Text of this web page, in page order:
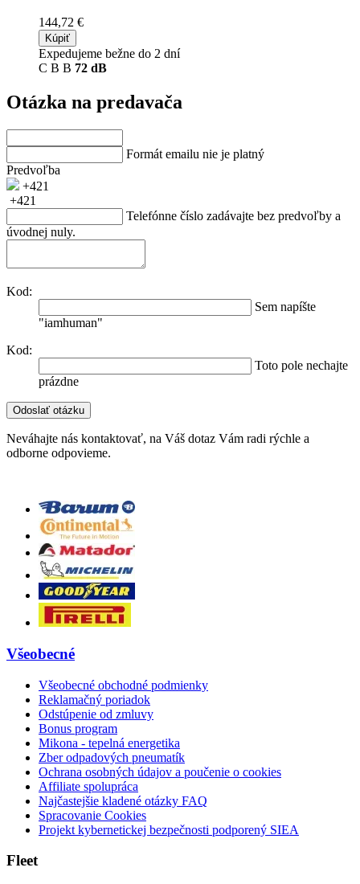
144,72 €
Kúpiť
Expedujeme bežne do 2 dní
C B B 72 dB
Otázka na predavača
Formát emailu nie je platný
Predvoľba
+421
+421
Telefónne číslo zadávajte bez predvoľby a
úvodnej nuly.
Kod:
Sem napíšte
"iamhuman"
Kod:
Toto pole nechajte
prázdne
Neváhajte nás kontaktovať, na Váš dotaz Vám radi rýchle a
odborne odpovieme.
Všeobecné
Všeobecné obchodné podmienky
Reklamačný poriadok
Odstúpenie od zmluvy
Bonus program
Mikona - tepelná energetika
Zber odpadových pneumatík
Ochrana osobných údajov a poučenie o cookies
Affiliate spolupráca
Najčastejšie kladené otázky FAQ
Spracovanie Cookies
Projekt kybernetickej bezpečnosti podporený SIEA
Fleet